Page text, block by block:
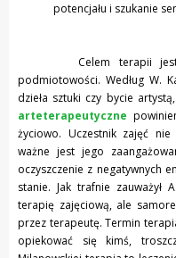
potencjału i szukanie
Celem terapii jest
podmiotowości. Według W.
dzieła sztuki czy bycie
arteterapeutyczne
życiowo. Uczestnik zajęć
ważne jest jego
oczyszczenie z negatywnych
stanie. Jak trafnie
terapię zajęciową, ale
przez terapeutę. Termin
opiekować się kimś,